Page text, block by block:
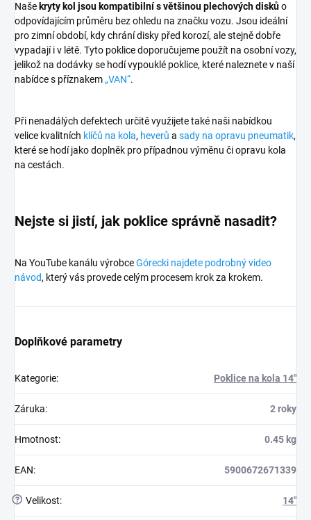
Naše kryty kol jsou kompatibilní s většinou plechových diskůo
odpovídajícím průměru bez ohledu na značku vozu. Jsou ideální
pro zimní období, kdy chrání disky před korozí, ale stejně dobře
vypadají i v létě. Tyto poklice doporučujeme použít na osobní vozy,
jelikož na dodávky se hodí vypouklé poklice, které naleznete v naší
nabídce s příznakem„VAN“.
Při nenadálých defektech určitě využijete také naši nabídkou
velice kvalitních klíčů na kola, heverů a sady na opravu pneumatik,
které se hodí jako doplněk pro případnou výměnu či opravu kola
na cestách.
Nejste si jistí, jak poklice správně nasadit?
Na YouTube kanálu výrobceGórecki najdete podrobný video
návod, který vás provede celým procesem krok za krokem.
Doplňkové parametry
Kategorie: Poklice na kola 14"
Záruka: 2 roky
Hmotnost: 0.45 kg
EAN: 5900672671339
? Velikost: 14"